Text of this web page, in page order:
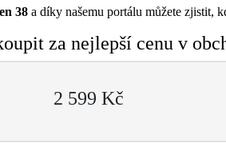
38 a díky našemu portálu můžete zjistit,
za nejlepší cenu v
2 599 Kč